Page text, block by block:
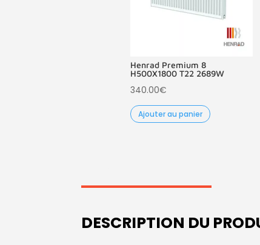
Henrad Premium 8
H500X1800 T22 2689W
340.00€
Ajouter au panier
DESCRIPTION DU